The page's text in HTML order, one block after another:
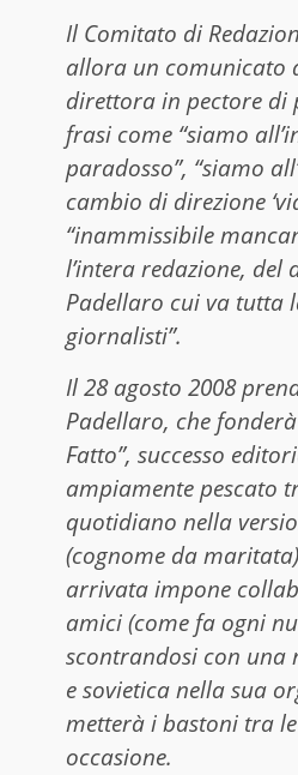
Il Comitato di
allora un comunicato
direttora in pectore
frasi come “siamo
paradosso”, “siamo
cambio di direzione
“inammissibile
l’intera redazione, del
Padellaro cui va tutta
giornalisti”.
Il 28 agosto 2008
Padellaro, che
Fatto”, successo
ampiamente pescato
quotidiano nella
(cognome da
arrivata impone
amici (come fa ogni
scontrandosi con una
e sovietica nella sua
metterà i bastoni tra
occasione.